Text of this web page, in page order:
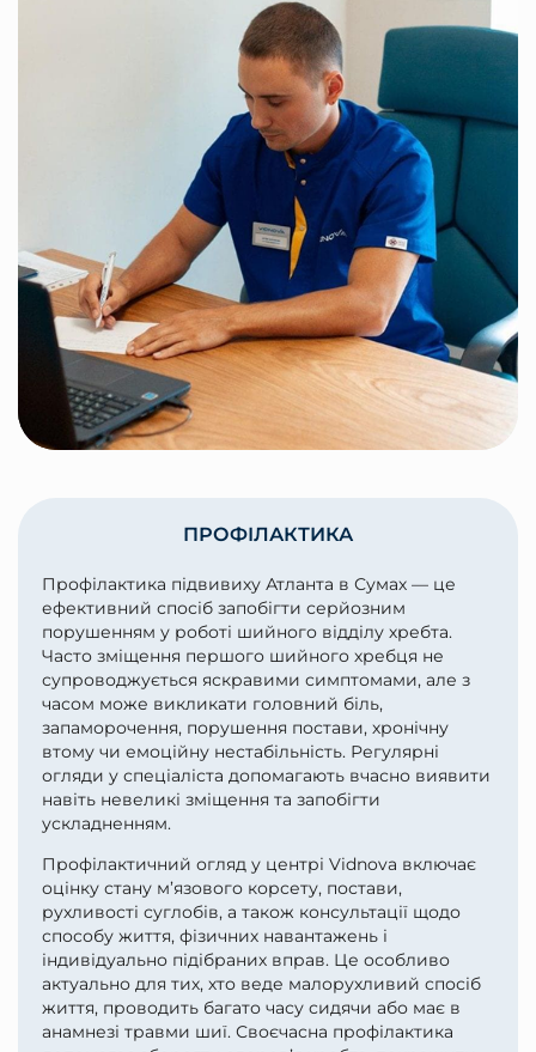
ПРОФІЛАКТИКА
Профілактика підвивиху Атланта в Сумах — це
ефективний спосіб запобігти серйозним
порушенням у роботі шийного відділу хребта.
Часто зміщення першого шийного хребця не
супроводжується яскравими симптомами, але з
часом може викликати головний біль,
запаморочення, порушення постави, хронічну
втому чи емоційну нестабільність. Регулярні
огляди у спеціаліста допомагають вчасно виявити
навіть невеликі зміщення та запобігти
ускладненням.
Профілактичний огляд у центрі Vidnova включає
оцінку стану м’язового корсету, постави,
рухливості суглобів, а також консультації щодо
способу життя, фізичних навантажень і
індивідуально підібраних вправ. Це особливо
актуально для тих, хто веде малорухливий спосіб
життя, проводить багато часу сидячи або має в
анамнезі травми шиї. Своєчасна профілактика